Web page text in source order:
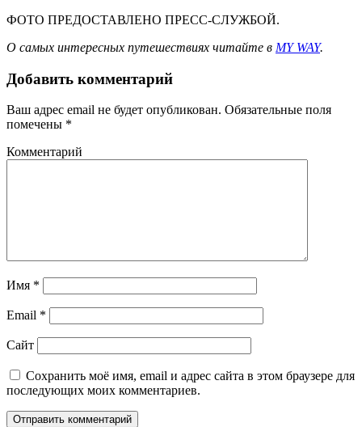
ФОТО ПРЕДОСТАВЛЕНО ПРЕСС-СЛУЖБОЙ.
О самых интересных путешествиях читайте в MY WAY.
Добавить комментарий
Ваш адрес email не будет опубликован. Обязательные поля
помечены *
Комментарий
Имя *
Email *
Сайт
Сохранить моё имя, email и адрес сайта в этом браузере для
последующих моих комментариев.